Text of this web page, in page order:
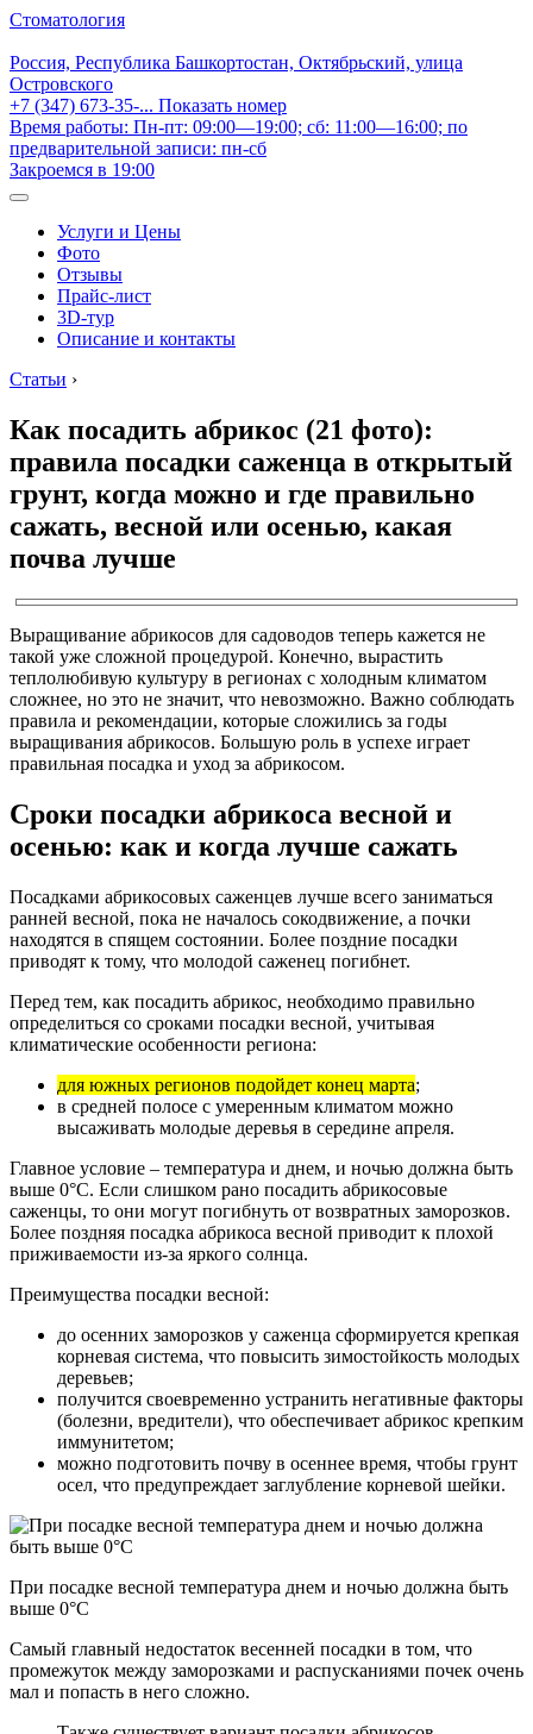
Стоматология
Россия, Республика Башкортостан, Октябрьский, улица
Островского
+7 (347) 673-35-... Показать номер
Время работы: Пн-пт: 09:00—19:00; сб: 11:00—16:00; по
предварительной записи: пн-сб
Закроемся в 19:00
Услуги и Цены
Фото
Отзывы
Прайс-лист
3D-тур
Описание и контакты
Статьи ›
Как посадить абрикос (21 фото):
правила посадки саженца в открытый
грунт, когда можно и где правильно
сажать, весной или осенью, какая
почва лучше
Выращивание абрикосов для садоводов теперь кажется не
такой уже сложной процедурой. Конечно, вырастить
теплолюбивую культуру в регионах с холодным климатом
сложнее, но это не значит, что невозможно. Важно соблюдать
правила и рекомендации, которые сложились за годы
выращивания абрикосов. Большую роль в успехе играет
правильная посадка и уход за абрикосом.
Сроки посадки абрикоса весной и
осенью: как и когда лучше сажать
Посадками абрикосовых саженцев лучше всего заниматься
ранней весной, пока не началось сокодвижение, а почки
находятся в спящем состоянии. Более поздние посадки
приводят к тому, что молодой саженец погибнет.
Перед тем, как посадить абрикос, необходимо правильно
определиться со сроками посадки весной, учитывая
климатические особенности региона:
для южных регионов подойдет конец марта;
в средней полосе с умеренным климатом можно
высаживать молодые деревья в середине апреля.
Главное условие – температура и днем, и ночью должна быть
выше 0°С. Если слишком рано посадить абрикосовые
саженцы, то они могут погибнуть от возвратных заморозков.
Более поздняя посадка абрикоса весной приводит к плохой
приживаемости из-за яркого солнца.
Преимущества посадки весной:
до осенних заморозков у саженца сформируется крепкая
корневая система, что повысить зимостойкость молодых
деревьев;
получится своевременно устранить негативные факторы
(болезни, вредители), что обеспечивает абрикос крепким
иммунитетом;
можно подготовить почву в осеннее время, чтобы грунт
осел, что предупреждает заглубление корневой шейки.
При посадке весной температура днем и ночью должна быть
выше 0°С
Самый главный недостаток весенней посадки в том, что
промежуток между заморозками и распусканиями почек очень
мал и попасть в него сложно.